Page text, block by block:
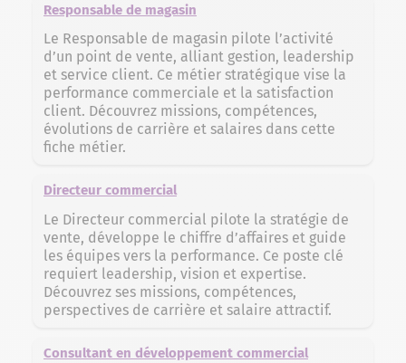
Responsable de magasin
Le Responsable de magasin pilote l’activité
d’un point de vente, alliant gestion, leadership
et service client. Ce métier stratégique vise la
performance commerciale et la satisfaction
client. Découvrez missions, compétences,
évolutions de carrière et salaires dans cette
fiche métier.
Directeur commercial
Le Directeur commercial pilote la stratégie de
vente, développe le chiffre d’affaires et guide
les équipes vers la performance. Ce poste clé
requiert leadership, vision et expertise.
Découvrez ses missions, compétences,
perspectives de carrière et salaire attractif.
Consultant en développement commercial